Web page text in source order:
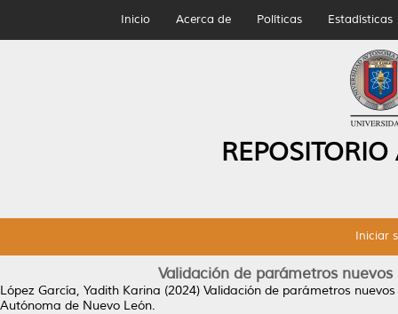
Inicio Acerca de Políticas Estadísticas
Iniciar
Validación de parámetros
López García, Yadith Karina (2024) Validación de parámetros
Autónoma de Nuevo León.